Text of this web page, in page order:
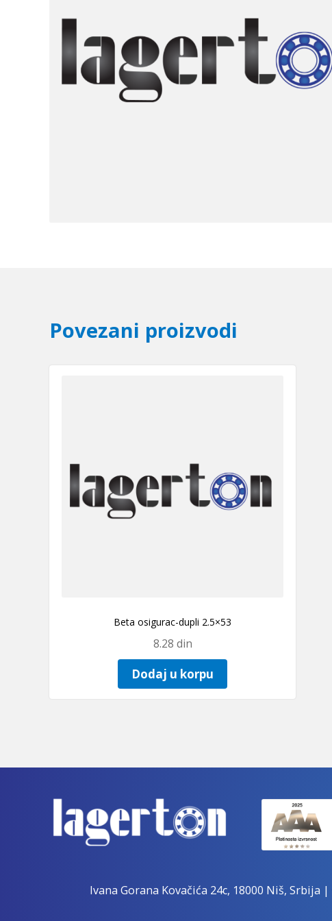
Povezani proizvodi
Beta osigurac-dupli 2.5×53
8.28 din
Dodaj u korpu
Ivana Gorana Kovačića 24c, 18000 Niš, Srbija |